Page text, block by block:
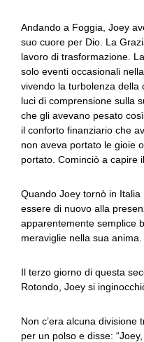
Andando a Foggia, Joey
suo cuore per Dio. La
lavoro di trasformazione.
solo eventi occasionali
vivendo la turbolenza della
luci di comprensione sulla
che gli avevano pesato
il conforto finanziario che
non aveva portato le gioie
portato. Cominciò a capire
Quando Joey tornò in
essere di nuovo alla
apparentemente semplice
meraviglie nella sua anima.
Il terzo giorno di questa
Rotondo, Joey si
Non c’era alcuna
per un polso e disse: